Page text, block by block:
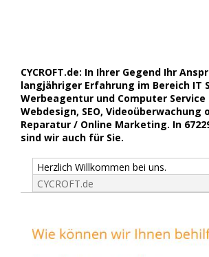
CYCROFT.de: In Ihrer Gegend Ihr
langjähriger Erfahrung im Bereich IT
Werbeagentur und Computer Service
Webdesign, SEO, Videoüberwachung
Reparatur / Online Marketing. In
sind wir auch für Sie.
Herzlich Willkommen bei uns.
CYCROFT.de